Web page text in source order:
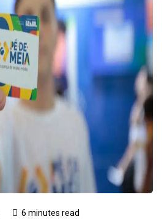
6 minutes read